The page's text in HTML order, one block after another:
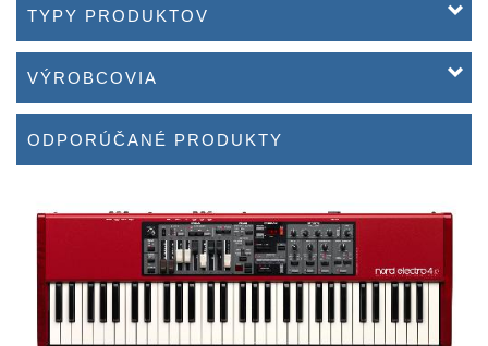
TYPY PRODUKTOV
VÝROBCOVIA
ODPORÚČANÉ PRODUKTY